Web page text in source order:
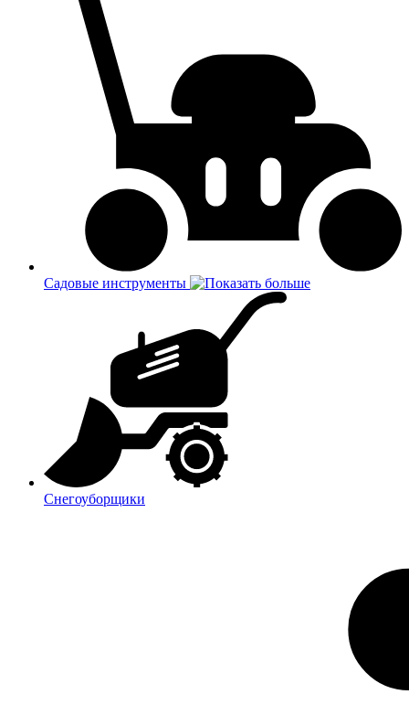
Садовые инструменты
Снегоуборщики